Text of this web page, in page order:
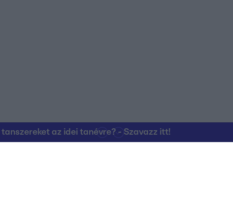
az idei tanévre? - Szavazz itt!